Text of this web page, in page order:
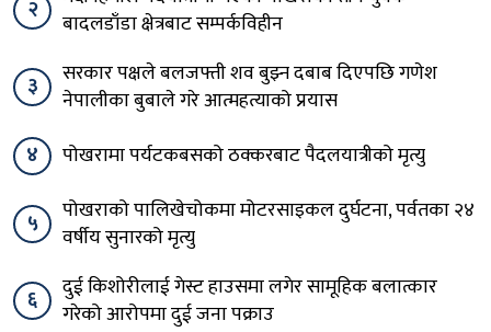
२
बादलडाँडा क्षेत्रबाट सम्पर्कविहीन
३
सरकार पक्षले बलजफ्ती शव बुझ्न दबाब दिएपछि गणेश
नेपालीका बुबाले गरे आत्महत्याको प्रयास
४
पोखरामा पर्यटकबसको ठक्करबाट पैदलयात्रीको मृत्यु
५
पोखराको पालिखेचोकमा मोटरसाइकल दुर्घटना, पर्वतका २४
वर्षीय सुनारको मृत्यु
६
दुई किशोरीलाई गेस्ट हाउसमा लगेर सामूहिक बलात्कार
गरेको आरोपमा दुई जना पक्राउ